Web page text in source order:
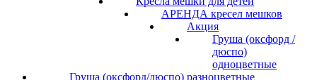
АРЕНДА кресел мешков
Акция
Груша (оксфорд /
дюспо)
одноцветные
Груша (оксфорд/дюспо) разноцветные